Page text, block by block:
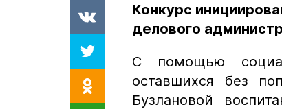
Конкурс
делового
С помощью
оставшихся без
Бузлановой